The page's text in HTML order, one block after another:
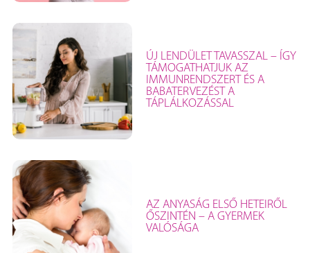
ÚJ LENDÜLET TAVASSZAL – ÍGY
TÁMOGATHATJUK AZ
IMMUNRENDSZERT ÉS A
BABATERVEZÉST A
TÁPLÁLKOZÁSSAL
AZ ANYASÁG ELSŐ HETEIRŐL
ŐSZINTÉN – A GYERMEK
VALÓSÁGA